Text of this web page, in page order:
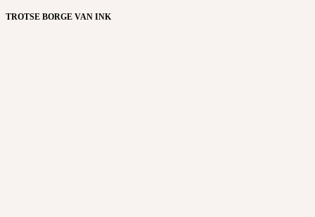
TROTSE BORGE VAN INK